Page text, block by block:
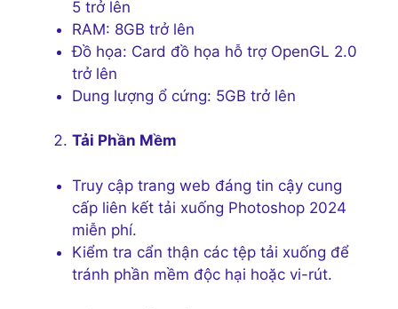
5 trở lên
RAM: 8GB trở lên
Đồ họa: Card đồ họa hỗ trợ OpenGL 2.0
trở lên
Dung lượng ổ cứng: 5GB trở lên
Tải Phần Mềm
Truy cập trang web đáng tin cậy cung
cấp liên kết tải xuống Photoshop 2024
miễn phí.
Kiểm tra cẩn thận các tệp tải xuống để
tránh phần mềm độc hại hoặc vi-rút.